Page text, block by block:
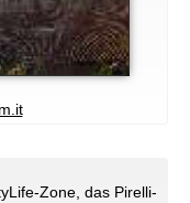
Zone, das Pirelli-